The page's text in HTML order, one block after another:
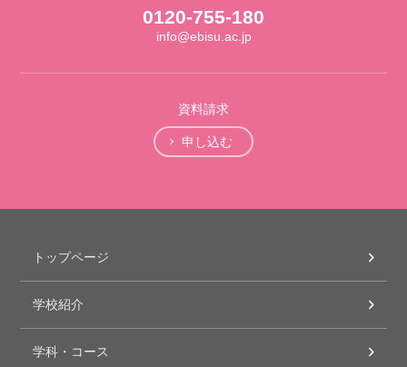
0120-755-180
info@ebisu.ac.jp
資料請求
申し込む
トップページ
学校紹介
学科・コース